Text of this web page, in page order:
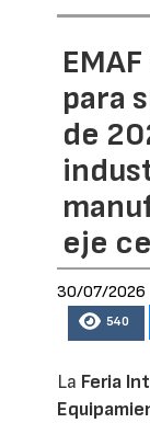
para
de
eje
30/07/2026
540
La Feria